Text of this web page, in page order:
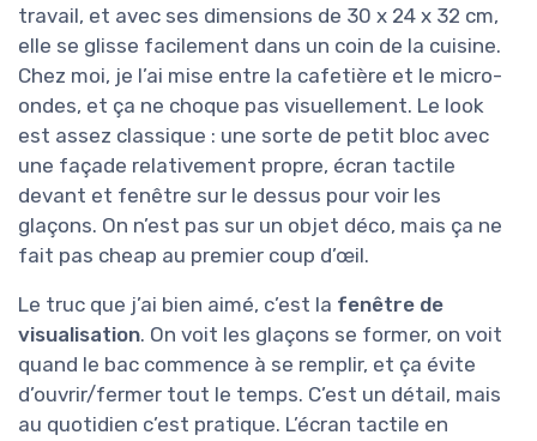
travail, et avec ses dimensions de 30 x 24 x 32 cm,
elle se glisse facilement dans un coin de la cuisine.
Chez moi, je l’ai mise entre la cafetière et le micro-
ondes, et ça ne choque pas visuellement. Le look
est assez classique : une sorte de petit bloc avec
une façade relativement propre, écran tactile
devant et fenêtre sur le dessus pour voir les
glaçons. On n’est pas sur un objet déco, mais ça ne
fait pas cheap au premier coup d’œil.
Le truc que j’ai bien aimé, c’est la fenêtre de
visualisation. On voit les glaçons se former, on voit
quand le bac commence à se remplir, et ça évite
d’ouvrir/fermer tout le temps. C’est un détail, mais
au quotidien c’est pratique. L’écran tactile en